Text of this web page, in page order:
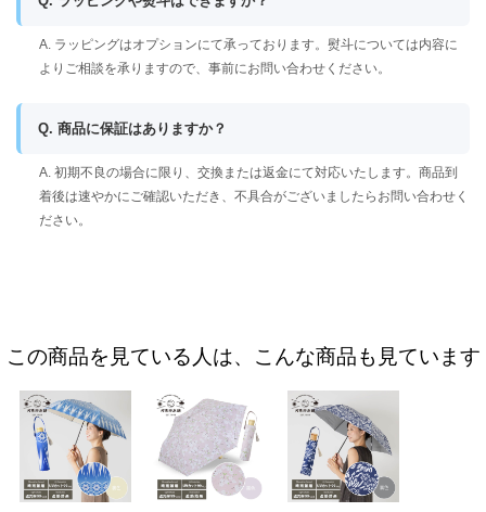
A. ラッピングはオプションにて承っております。熨斗については内容に
よりご相談を承りますので、事前にお問い合わせください。
Q. 商品に保証はありますか？
A. 初期不良の場合に限り、交換または返金にて対応いたします。商品到
着後は速やかにご確認いただき、不具合がございましたらお問い合わせく
ださい。
この商品を見ている人は、こんな商品も見ています